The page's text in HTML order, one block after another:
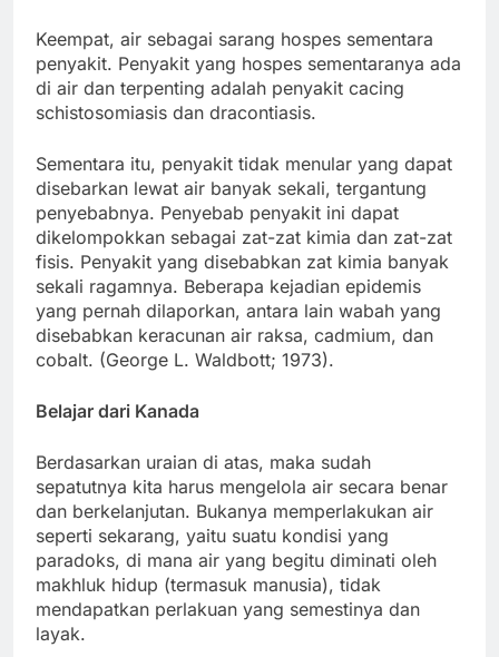
Keempat, air sebagai sarang hospes sementara
penyakit. Penyakit yang hospes sementaranya ada
di air dan terpenting adalah penyakit cacing
schistosomiasis dan dracontiasis.
Sementara itu, penyakit tidak menular yang dapat
disebarkan lewat air banyak sekali, tergantung
penyebabnya. Penyebab penyakit ini dapat
dikelompokkan sebagai zat-zat kimia dan zat-zat
fisis. Penyakit yang disebabkan zat kimia banyak
sekali ragamnya. Beberapa kejadian epidemis
yang pernah dilaporkan, antara lain wabah yang
disebabkan keracunan air raksa, cadmium, dan
cobalt. (George L. Waldbott; 1973).
Belajar dari Kanada
Berdasarkan uraian di atas, maka sudah
sepatutnya kita harus mengelola air secara benar
dan berkelanjutan. Bukanya memperlakukan air
seperti sekarang, yaitu suatu kondisi yang
paradoks, di mana air yang begitu diminati oleh
makhluk hidup (termasuk manusia), tidak
mendapatkan perlakuan yang semestinya dan
layak.